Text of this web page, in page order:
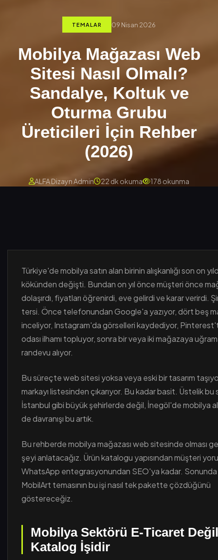
TEMALAR 09 Nisan 2026
Mobilya Mağazası Web
Sitesi Nasıl Olmalı?
Sandalye, Koltuk ve
Oturma Grubu
Üreticileri İçin Rehber
(2026)
ALFA Dizayn Admin 22 dk okuma 178 okunma
Türkiye'de mobilya satın alan birinin alışkanlığı son on
kökünden değişti. Bundan on yıl önce müşteri önce
dolaşırdı, fiyatları öğrenirdi, eve gelirdi ve karar verirdi.
tersi. Önce telefonundan Google'a yazıyor, dört beş
inceliyor, Instagram'da görselleri kaydediyor,
odası ilhamı topluyor, sonra bir veya iki mağazaya
randevu alıyor.
Bu süreçte web sitesi yoksa veya eski bir tasarım
markayı listesinden çıkarıyor. Bu kadar basit. Üstelik
İstanbul gibi büyük şehirlerde değil, İnegöl'de mobilya
de davranışı bu artık.
Bu rehberde mobilya mağazası web sitesinde olması
şeyi anlatacağız. Ürün katalogu yapısından müşteri
WhatsApp entegrasyonundan SEO'ya kadar.
MobilArt temasının bu işi nasıl tek pakette çözdüğünü
göstereceğiz.
Mobilya Sektörü E-Ticaret
Katalog İşidir